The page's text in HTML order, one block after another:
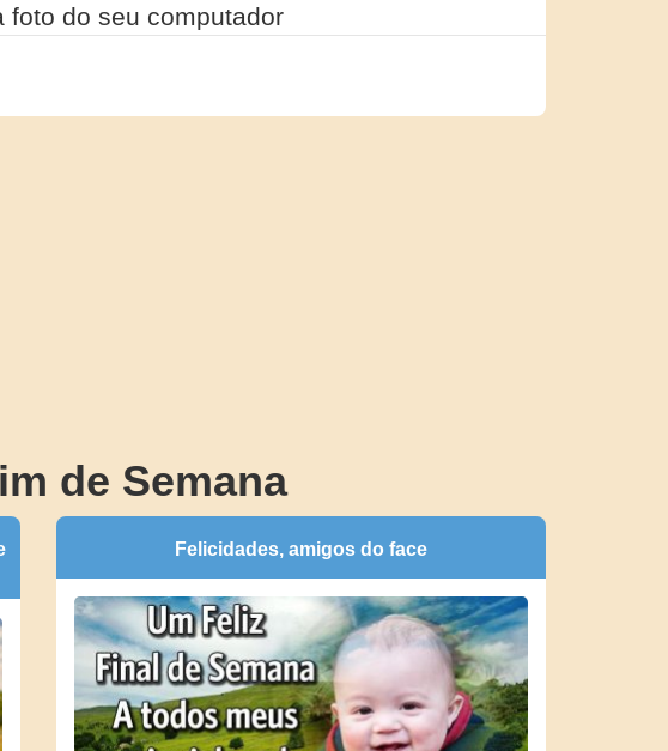
foto do seu computador
de Semana
Felicidades, amigos do face